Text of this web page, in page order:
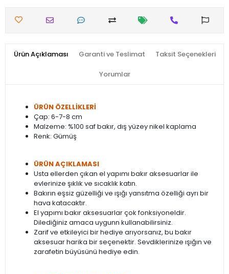
Ürün Açıklaması Garanti ve Teslimat Taksit Seçenekleri
Yorumlar
ÜRÜN ÖZELLİKLERİ
Çap: 6-7-8 cm
Malzeme: %100 saf bakır, dış yüzey nikel kaplama
Renk: Gümüş
ÜRÜN AÇIKLAMASI
Usta ellerden çıkan el yapımı bakır aksesuarlar ile
evlerinize şıklık ve sıcaklık katın.
Bakırın eşsiz güzelliği ve ışığı yansıtma özelliği ayrı bir
hava katacaktır.
El yapımı bakır aksesuarlar çok fonksiyoneldir.
Dilediğiniz amaca uygunn kullanabilirsiniz.
Zarif ve etkileyici bir hediye arıyorsanız, bu bakır
aksesuar harika bir seçenektir. Sevdiklerinize ışığın ve
zarafetin büyüsünü hediye edin.